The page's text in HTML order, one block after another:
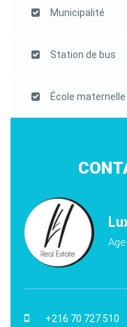
Municipalité
Station de bus
École maternelle
+216 70 727 510